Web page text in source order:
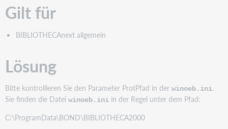
Gilt für
BIBLIOTHECAnext allgemein
Lösung
Bitte kontrollieren Sie den Parameter ProtPfad in derwinoeb.ini.
Sie finden die Dateiwinoeb.ini in der Regel unter dem Pfad:
C:\ProgramData\BOND\BIBLIOTHECA2000